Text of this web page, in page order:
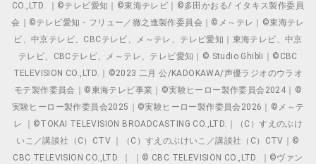
CO.,LTD. ｜©テレビ愛知｜©東海テレビ｜©多田かおる/ イタキス製作委員
会｜©テレビ愛知・フリュー／徹之進製作委員会｜©メ～テレ｜©東海テレ
ビ、中京テレビ、CBCテレビ、メ～テレ、テレビ愛知｜東海テレビ、中京
テレビ、CBCテレビ、メ～テレ、テレビ愛知｜© Studio Ghibli｜©CBC
TELEVISION CO.,LTD.｜©2023 二月 公/KADOKAWA/声優ラジオのウラオ
モテ製作委員会｜©東海テレビ事業｜©実験ヒーロー製作委員会2024｜©
実験ヒーロー製作委員会2025｜©実験ヒーロー製作委員会2026｜©メ～テ
レ ｜©TOKAI TELEVISION BROADCASTING CO.,LTD.｜（C）すえのぶけ
いこ／講談社（C）CTV ｜（C）すえのぶけいこ／講談社（C）CTV｜©
CBC TELEVISION CO.,LTD. ｜ ｜© CBC TELEVISION CO.,LTD. ｜©ヴァン